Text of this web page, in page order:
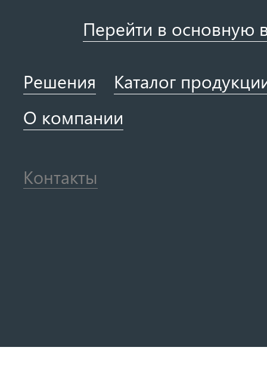
Перейти в основную
Решения
Каталог
О компании
Контакты